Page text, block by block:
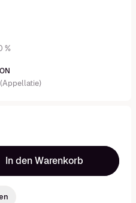
%
In den Warenkorb